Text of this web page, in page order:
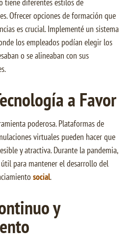
tiene diferentes estilos de
Ofrecer opciones de formación que
es crucial. Implementé un sistema
los empleados podían elegir los
o se alineaban con sus
a Favor
poderosa. Plataformas de
virtuales pueden hacer que
y atractiva. Durante la pandemia,
para mantener el desarrollo del
social.
y